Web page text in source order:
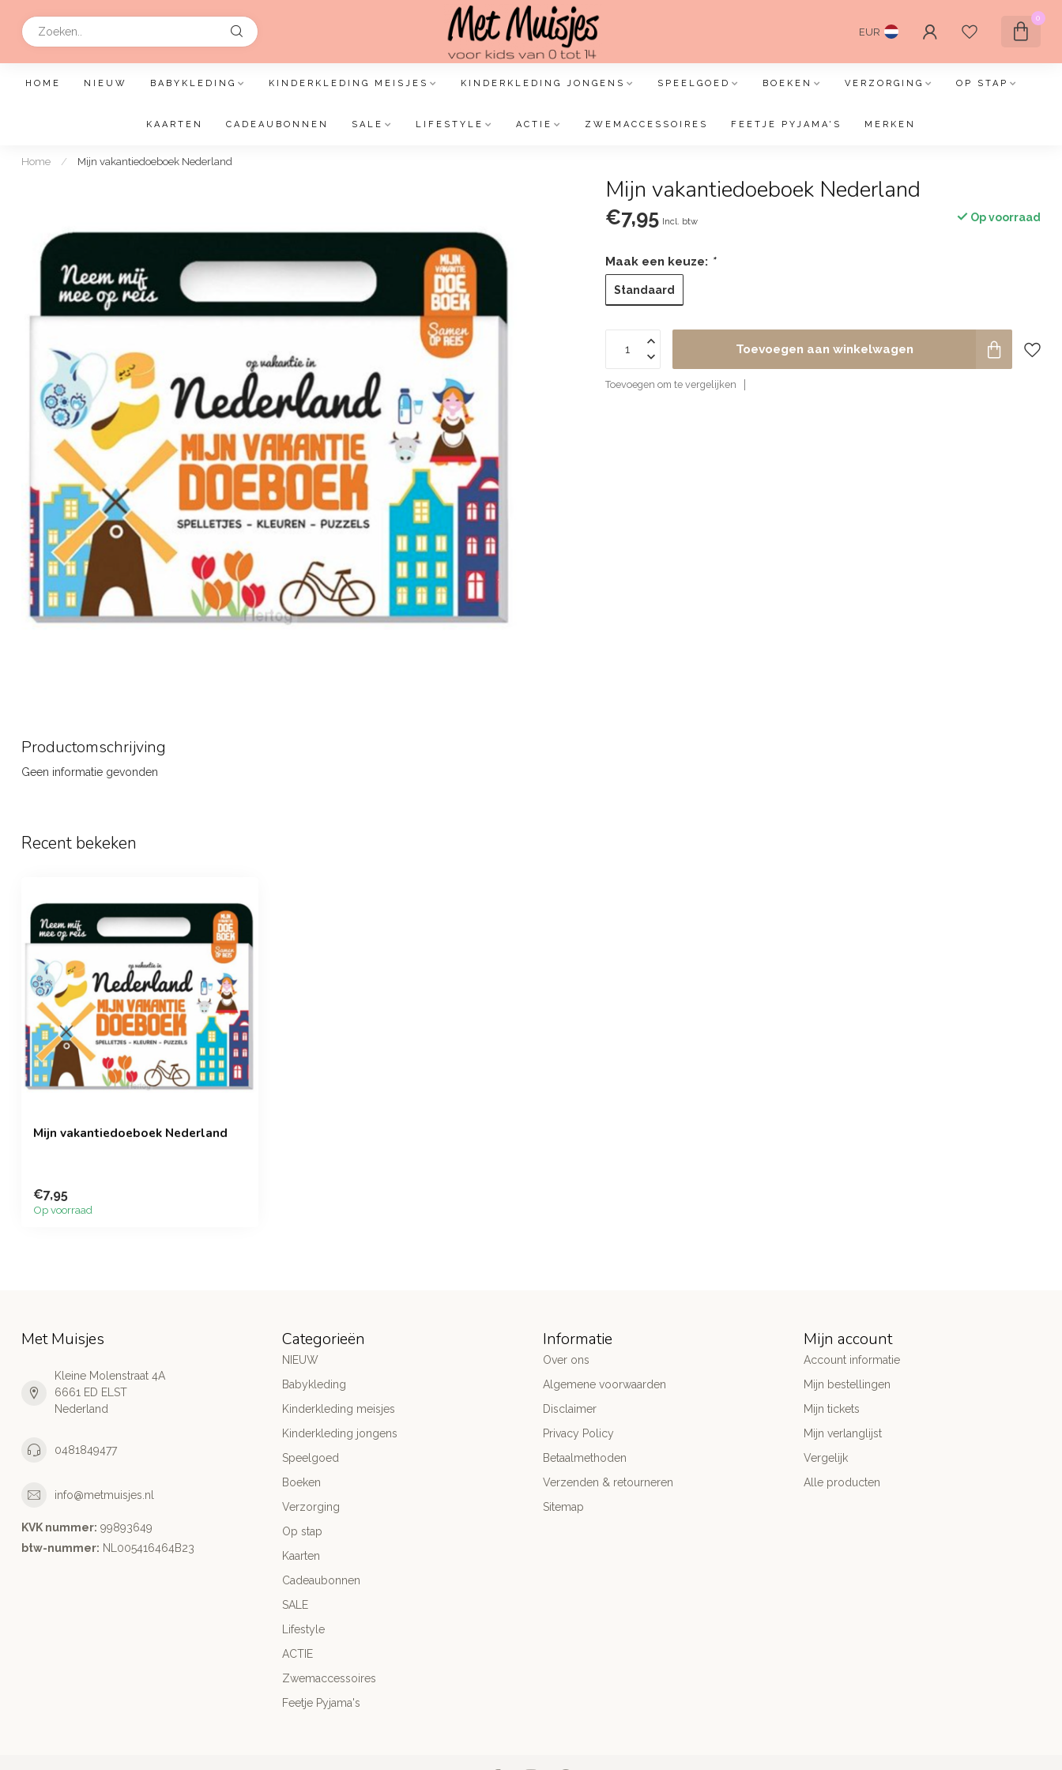
EUR
0
HOME NIEUW BABYKLEDING KINDERKLEDING MEISJES KINDERKLEDING JONGENS SPEELGOED BOEKEN VERZORGING OP STAP
KAARTEN CADEAUBONNEN SALE LIFESTYLE ACTIE ZWEMACCESSOIRES FEETJE PYJAMA'S MERKEN
Home / Mijn vakantiedoeboek Nederland
Mijn vakantiedoeboek Nederland
€7,95 Incl. btw Op voorraad
Maak een keuze: *
Standaard
Toevoegen aan winkelwagen
Toevoegen om te vergelijken
Productomschrijving
Geen informatie gevonden
Recent bekeken
Mijn vakantiedoeboek Nederland
€7,95
Op voorraad
Met Muisjes
Kleine Molenstraat 4A
6661 ED ELST
Nederland
0481849477
info@metmuisjes.nl
KVK nummer: 99893649
btw-nummer: NL005416464B23
Categorieën
NIEUW
Babykleding
Kinderkleding meisjes
Kinderkleding jongens
Speelgoed
Boeken
Verzorging
Op stap
Kaarten
Cadeaubonnen
SALE
Lifestyle
ACTIE
Zwemaccessoires
Feetje Pyjama's
Informatie
Over ons
Algemene voorwaarden
Disclaimer
Privacy Policy
Betaalmethoden
Verzenden & retourneren
Sitemap
Mijn account
Account informatie
Mijn bestellingen
Mijn tickets
Mijn verlanglijst
Vergelijk
Alle producten